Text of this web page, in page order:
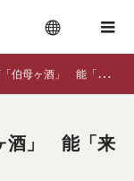
menu
ヶ酒」 能「来殿」
酒」 能「来